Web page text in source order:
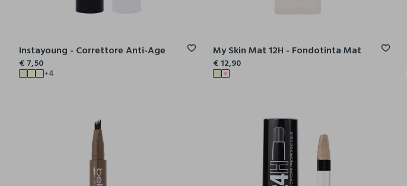
Instayoung - Correttore Anti-Age
€ 7,50
+4
My Skin Mat 12H - Fondotinta Mat
€ 12,90